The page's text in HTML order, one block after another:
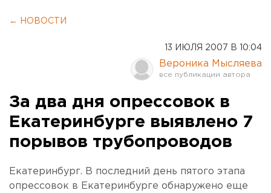
← НОВОСТИ
13 ИЮЛЯ 2007 В 10:04
Вероника Мысляева
За два дня опрессовок в
Екатеринбурге выявлено 7
порывов трубопроводов
Екатеринбург. В последний день пятого этапа
опрессовок в Екатеринбурге обнаружено еще